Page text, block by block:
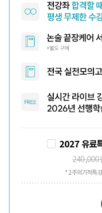
2027 유료
240,000
* 2주의기적특